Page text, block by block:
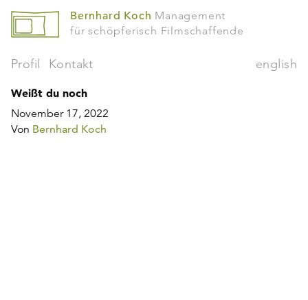
Bernhard Koch Management
für schöpferisch Filmschaffende
Profil Kontakt english
Weißt du noch
November 17, 2022
Von Bernhard Koch